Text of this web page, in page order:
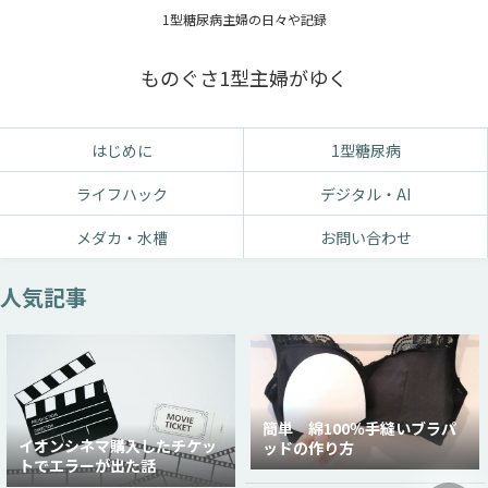
1型糖尿病主婦の日々や記録
ものぐさ1型主婦がゆく
はじめに
1型糖尿病
ライフハック
デジタル・AI
メダカ・水槽
お問い合わせ
人気記事
イオンシネマ購入したチケッ
トでエラーが出た話
簡単 綿100％手縫いブラパ
ッドの作り方